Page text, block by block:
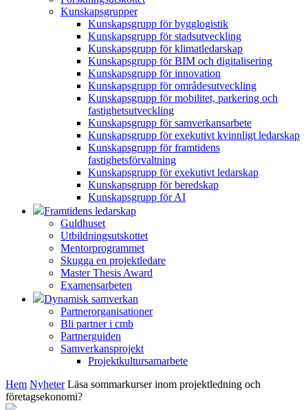
Kunskapsgrupper
Kunskapsgrupp för bygglogistik
Kunskapsgrupp för stadsutveckling
Kunskapsgrupp för klimatledarskap
Kunskapsgrupp för BIM och digitalisering
Kunskapsgrupp för innovation
Kunskapsgrupp för områdesutveckling
Kunskapsgrupp för mobilitet, parkering och
fastighetsutveckling
Kunskapsgrupp för samverkansarbete
Kunskapsgrupp för exekutivt kvinnligt ledarskap
Kunskapsgrupp för framtidens
fastighetsförvaltning
Kunskapsgrupp för exekutivt ledarskap
Kunskapsgrupp för beredskap
Kunskapsgrupp för AI
Framtidens ledarskap
Guldhuset
Utbildningsutskottet
Mentorprogrammet
Skugga en projektledare
Master Thesis Award
Examensarbeten
Dynamisk samverkan
Partnerorganisationer
Bli partner i cmb
Partnerguiden
Samverkansprojekt
Projektkultursamarbete
Hem Nyheter Läsa sommarkurser inom projektledning och
företagsekonomi?